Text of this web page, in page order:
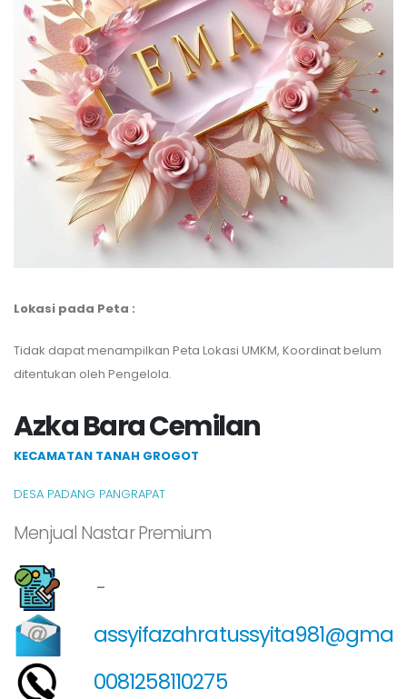
Azka Bara Cemilan
KECAMATAN TANAH GROGOT
DESA PADANG PANGRAPAT
Menjual Nastar Premium
-
0081258110275
Lokasi pada Peta :
Tidak dapat menampilkan Peta Lokasi UMKM, Koordinat belum
ditentukan oleh Pengelola.